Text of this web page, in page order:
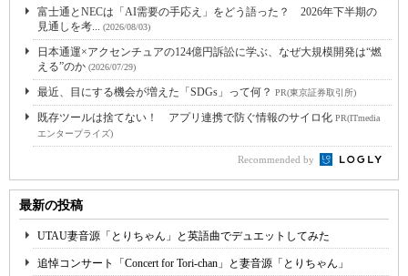
富士通とNECは「AI需要の手応え」をどう語った？ 2026年下半期の
見通しを考... (2026/08/03)
日本通運×アクセンチュアの124億円訴訟に学ぶ、なぜ大規模開発は“燃
える”のか (2026/07/29)
最近、目にする機会が増えた「SDGs」って何？ PR(東京証券取引所)
既存ツールは捨てない！ アプリ連携で防ぐ情報のサイロ化 PR(ITmedia
エンタープライズ)
Recommended by
最新の投稿
UTAU妻音源「とりちゃん」と英語曲でデュエットしてみた
追悼コンサート「Concert for Tori-chan」と妻音源「とりちゃん」